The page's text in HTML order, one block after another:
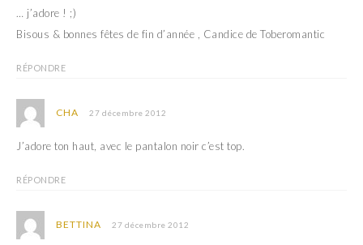
… j’adore ! ;)
Bisous & bonnes fêtes de fin d’année , Candice de Toberomantic
RÉPONDRE
CHA 27 décembre 2012
J’adore ton haut, avec le pantalon noir c’est top.
RÉPONDRE
BETTINA 27 décembre 2012